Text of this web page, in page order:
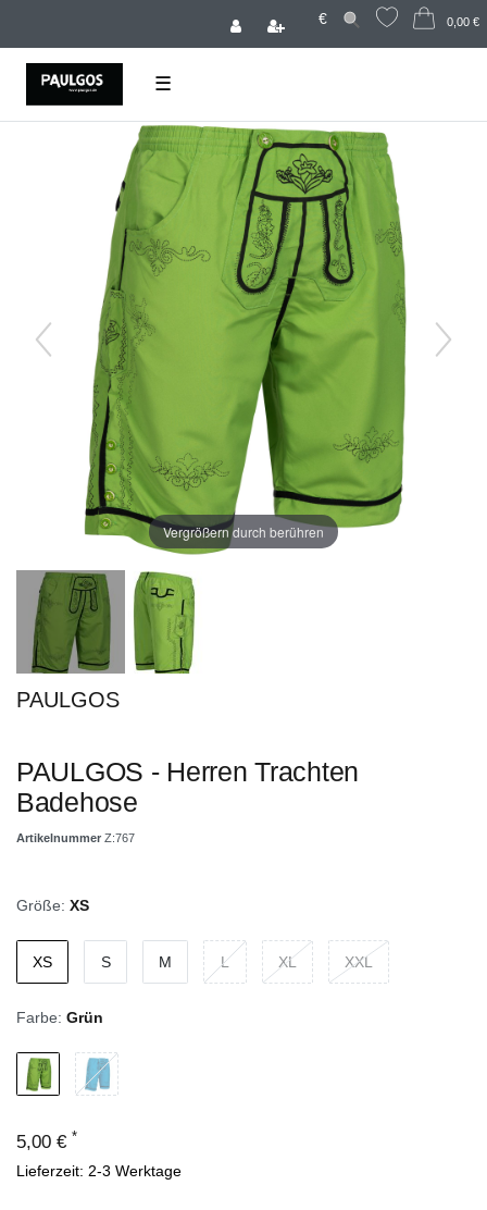
€ 0,00 €
☰
Vergrößern durch berühren
PAULGOS
PAULGOS - Herren Trachten
Badehose
Artikelnummer Z:767
Größe: XS
XS S M L XL XXL
Farbe: Grün
5,00 € *
Lieferzeit: 2-3 Werktage